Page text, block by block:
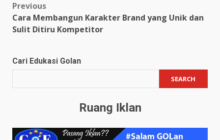
Post
navigation
Previous
Cara Membangun Karakter Brand yang Unik dan
Sulit Ditiru Kompetitor
Cari Edukasi Golan
SEARCH
Ruang Iklan